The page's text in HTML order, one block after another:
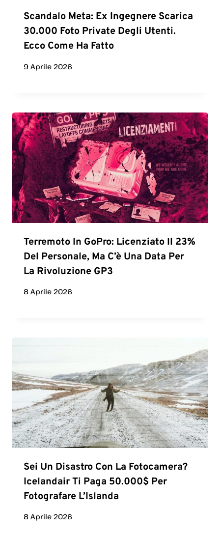
Scandalo Meta: Ex Ingegnere Scarica
30.000 Foto Private Degli Utenti.
Ecco Come Ha Fatto
9 Aprile 2026
Terremoto In GoPro: Licenziato Il 23%
Del Personale, Ma C’è Una Data Per
La Rivoluzione GP3
8 Aprile 2026
Sei Un Disastro Con La Fotocamera?
Icelandair Ti Paga 50.000$ Per
Fotografare L’Islanda
8 Aprile 2026